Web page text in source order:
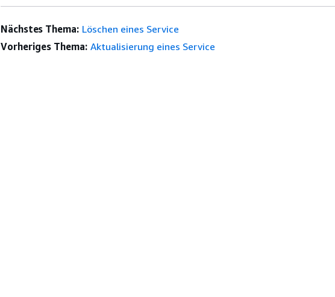
Nächstes Thema: Löschen eines Service
Vorheriges Thema: Aktualisierung eines Service